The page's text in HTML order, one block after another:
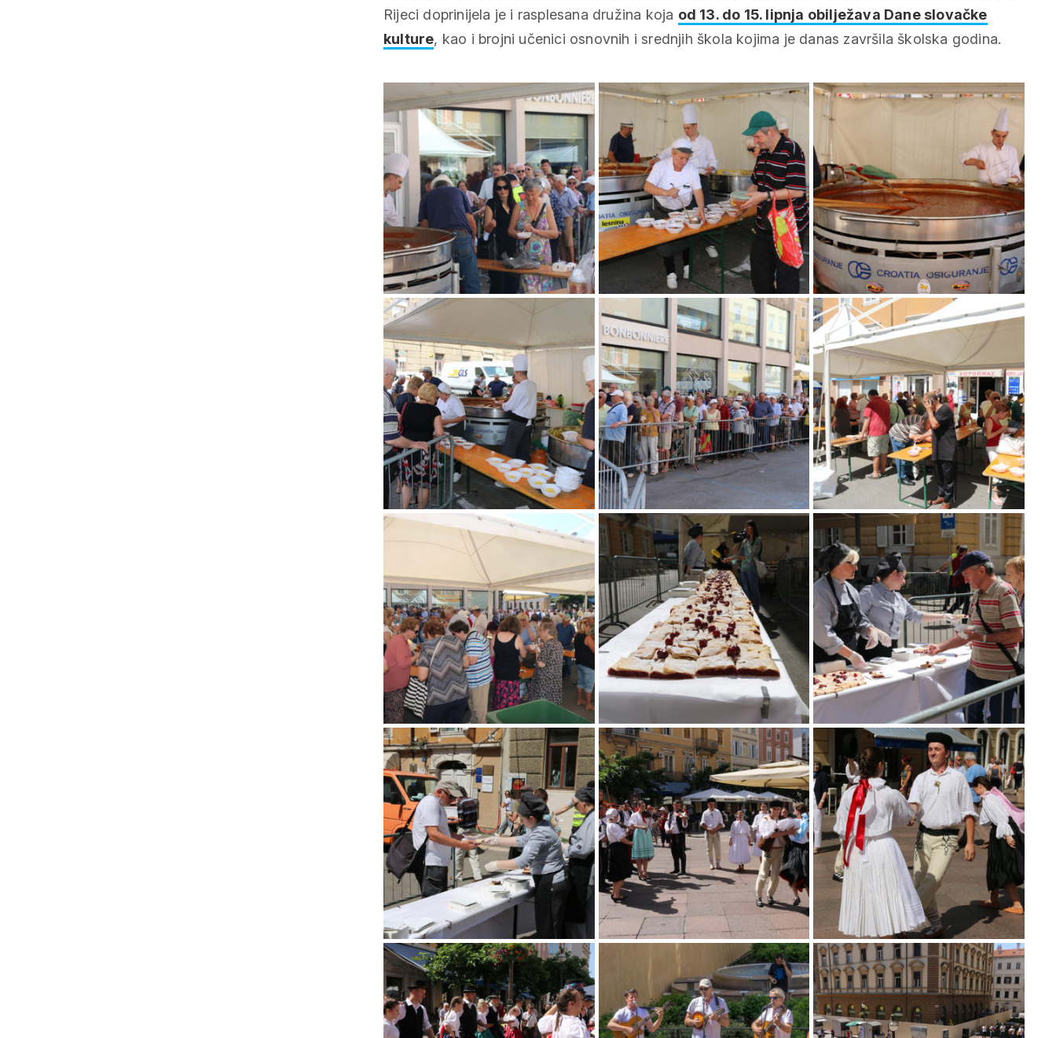
Rijeci doprinijela je i rasplesana družina koja od 13. do 15. lipnja obilježava Dane slovačke
kulture, kao i brojni učenici osnovnih i srednjih škola kojima je danas završila školska godina.